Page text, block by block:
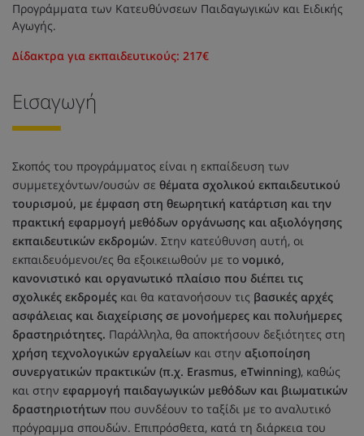
Προγράμματα των Κατευθύνσεων Παιδαγωγικών και Ειδικής
Αγωγής.
Δίδακτρα για εκπαιδευτικούς: 217€
Εισαγωγή
Σκοπός του προγράμματος είναι η εκπαίδευση των
συμμετεχόντων/ουσών σε θέματα σχολικού εκπαιδευτικού
τουρισμού, με έμφαση στη θεωρητική κατάρτιση και την
πρακτική εφαρμογή μεθόδων οργάνωσης και αξιολόγησης
εκπαιδευτικών εκδρομών. Στην κατεύθυνση αυτή, οι
εκπαιδευόμενοι/ες θα εξοικειωθούν με το νομικό,
κανονιστικό και οργανωτικό πλαίσιο που διέπει τις
σχολικές εκδρομές και θα κατανοήσουν τις βασικές αρχές
ασφάλειας και διαχείρισης σε μονοήμερες και πολυήμερες
δραστηριότητες. Παράλληλα, θα αποκτήσουν δεξιότητες στη
χρήση τεχνολογικών εργαλείων και στην αξιοποίηση
συνεργατικών πρακτικών (π.χ. Erasmus, eTwinning), καθώς
και στην εφαρμογή παιδαγωγικών μεθόδων και βιωματικών
δραστηριοτήτων που συνδέουν το ταξίδι με το αναλυτικό
πρόγραμμα σπουδών. Επιπρόσθετα, κατά τη διάρκεια του